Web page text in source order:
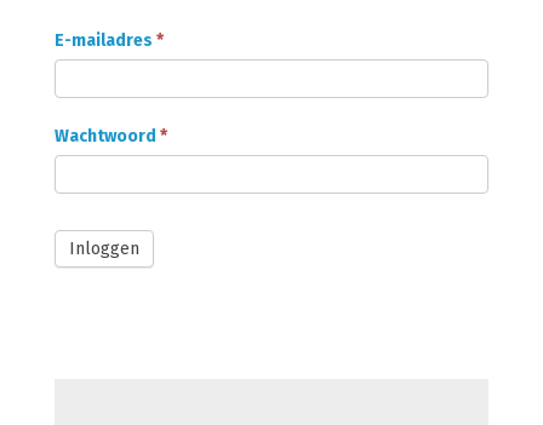
Onder
Glas
Abonnee
login
E-mailadres *
Wachtwoord *
Inloggen